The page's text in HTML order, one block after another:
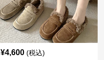
¥4,600 (税込)